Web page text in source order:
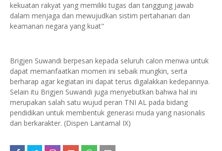
kekuatan rakyat yang memiliki tugas dan tanggung jawab
dalam menjaga dan mewujudkan sistim pertahanan dan
keamanan negara yang kuat"
Brigjen Suwandi berpesan kepada seluruh calon menwa untuk
dapat memanfaatkan momen ini sebaik mungkin, serta
berharap agar kegiatan ini dapat terus digalakkan kedepannya.
Selain itu Brigjen Suwandi juga menyebutkan bahwa hal ini
merupakan salah satu wujud peran TNI AL pada bidang
pendidikan untuk membentuk generasi muda yang nasionalis
dan berkarakter. (Dispen Lantamal IX)